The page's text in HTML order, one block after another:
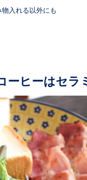
入れる以外にも
ーヒーはセラ